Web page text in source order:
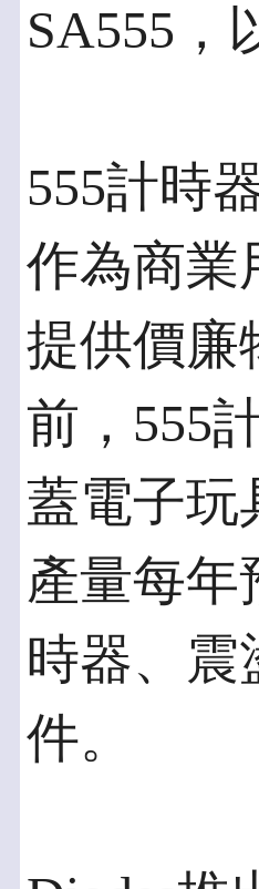
SA555，
555計時
作為商業
提供價廉
前，555
蓋電子玩
產量每年
時器、震
件。